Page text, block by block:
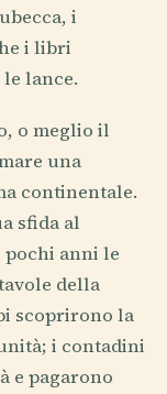
i
i libri
lance.
o meglio il
una
continentale.
sfida al
pochi anni le
della
scoprirono la
i contadini
e pagarono